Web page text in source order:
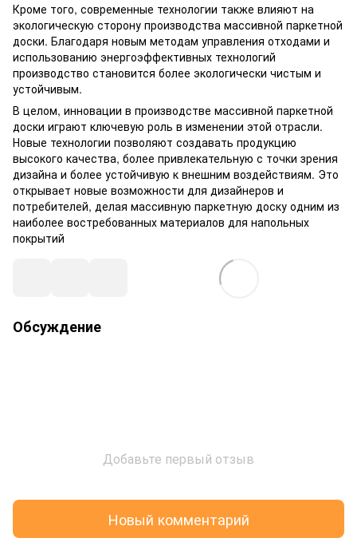
Кроме того, современные технологии также влияют на
экологическую сторону производства массивной паркетной
доски. Благодаря новым методам управления отходами и
использованию энергоэффективных технологий
производство становится более экологически чистым и
устойчивым.
В целом, инновации в производстве массивной паркетной
доски играют ключевую роль в изменении этой отрасли.
Новые технологии позволяют создавать продукцию
высокого качества, более привлекательную с точки зрения
дизайна и более устойчивую к внешним воздействиям. Это
открывает новые возможности для дизайнеров и
потребителей, делая массивную паркетную доску одним из
наиболее востребованных материалов для напольных
покрытий
Обсуждение
Добавьте первый отзыв
Новый комментарий